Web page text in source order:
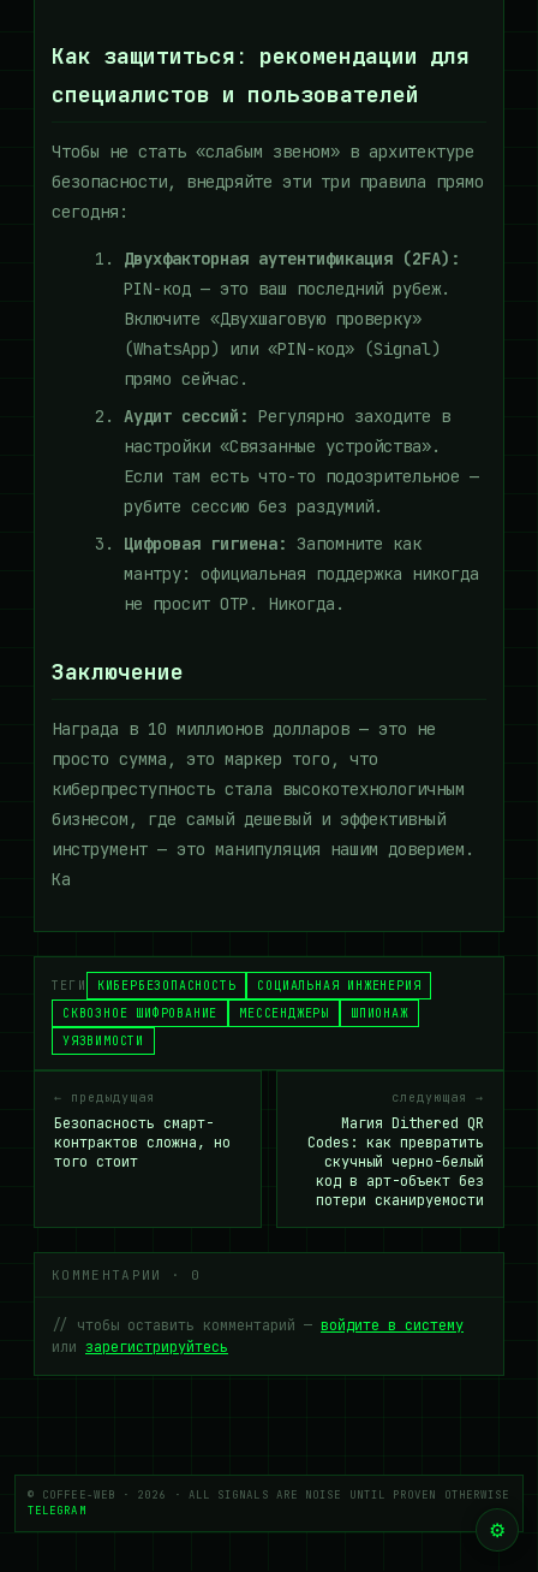
Как защититься: рекомендации для
специалистов и пользователей
Чтобы не стать «слабым звеном» в архитектуре
безопасности, внедряйте эти три правила прямо
сегодня:
Двухфакторная аутентификация (2FA):
PIN-код — это ваш последний рубеж.
Включите «Двухшаговую проверку»
(WhatsApp) или «PIN-код» (Signal)
прямо сейчас.
Аудит сессий: Регулярно заходите в
настройки «Связанные устройства».
Если там есть что-то подозрительное —
рубите сессию без раздумий.
Цифровая гигиена: Запомните как
мантру: официальная поддержка никогда
не просит OTP. Никогда.
Заключение
Награда в 10 миллионов долларов — это не
просто сумма, это маркер того, что
киберпреступность стала высокотехнологичным
бизнесом, где самый дешевый и эффективный
инструмент — это манипуляция нашим доверием.
Ка
ТЕГИ КИБЕРБЕЗОПАСНОСТЬ
СОЦИАЛЬНАЯ ИНЖЕНЕРИЯ
СКВОЗНОЕ ШИФРОВАНИЕ
МЕССЕНДЖЕРЫ
ШПИОНАЖ
УЯЗВИМОСТИ
← предыдущая
Безопасность смарт-
контрактов сложна, но
того стоит
следующая →
Магия Dithered QR
Codes: как превратить
скучный черно-белый
код в арт-объект без
потери сканируемости
КОММЕНТАРИИ · 0
// чтобы оставить комментарий — войдите в систему
или зарегистрируйтесь
© COFFEE-WEB · 2026 · ALL SIGNALS ARE NOISE UNTIL PROVEN OTHERWISE
TELEGRAM
⚙